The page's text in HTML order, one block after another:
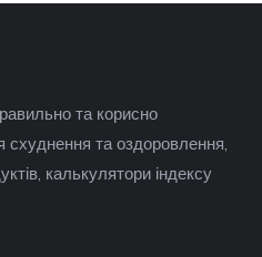
та корисно
схуднення та оздоровлення,
калькулятори індексу